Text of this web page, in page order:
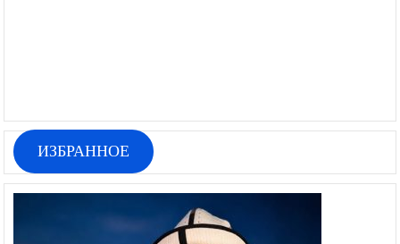
ИЗБРАННОЕ